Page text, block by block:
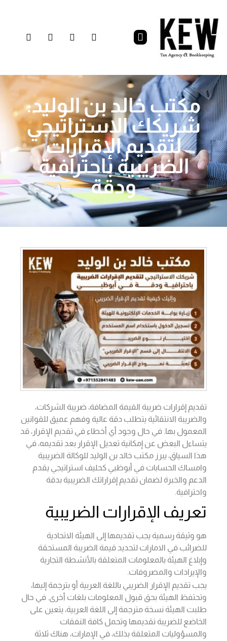
مكتب خالد بن الوليد:
شريكك الاستراتيجي
لتقديم الإقرارات
الضريبية باحترافية
ودقة
تقديم إقرارات ضريبة القيمة المضافة، ضريبة الشركات،
والضريبة الانتقائية يتطلب دقة عالية وفهم عميق للقوانين
المعمول بها. في حال وجود أي أخطاء في تقديم الإقرار، قد
يتساءل البعض عن إمكانية تعديل الإقرار بعد تقديمه، في
هذا السياق، يبرز مكتب خالد بن الوليد للوكالة الضريبية
وامساك الحسابات في أبوظبي كحليف استراتيجي يقدم
الدعم والخبرة لضمان تقديم إقراراتك الضريبية بدقة
واحترافية.
تعريف الإقرارات الضريبية
هو وثيقة رسمية يجب تقديمها إلى الهيئة الاتحادية
للضرائب في الامارات لتحديد قيمة الضريبة المستحقة
وإبلاغ الهيئة بالمعلومات المتعلقة بالأنشطة التجارية
والإيرادات والمصروفات.
يجب تقديم الإقرار الضريبي باللغة العربية أو بترجمة إليها،
وتحتفظ الهيئة بحق قبول المعلومات بلغات أخرى. في حال
طلبت الهيئة نسخة مترجمة إلى اللغة العربية، يتعين على
الخاضع للضريبة تقديمها وتحمل كافة النفقات
والمسؤوليات المتعلقة بذلك، في الإمارات، هناك ثلاثة